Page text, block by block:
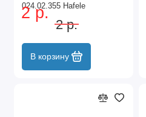
024.02.355 Hafele
2 р.
2 р.
В корзину